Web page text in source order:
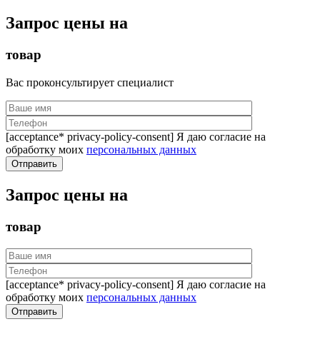
Запрос цены на
товар
Вас проконсультирует специалист
[acceptance* privacy-policy-consent] Я даю согласие на
обработку моих персональных данных
Запрос цены на
товар
[acceptance* privacy-policy-consent] Я даю согласие на
обработку моих персональных данных